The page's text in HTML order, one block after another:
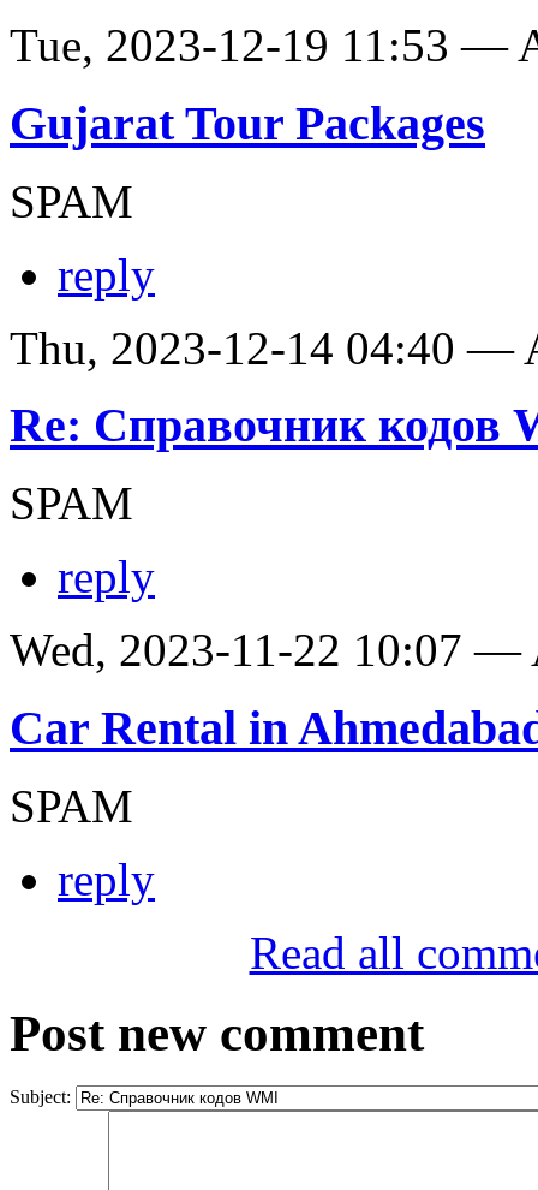
Tue, 2023-12-19 11:53 —
Gujarat Tour Packages
SPAM
reply
Thu, 2023-12-14 04:40 —
Re: Справочник кодов
SPAM
reply
Wed, 2023-11-22 10:07 —
Car Rental in
SPAM
reply
Read all
Post new comment
Subject: